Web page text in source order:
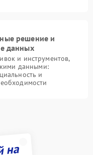
решение и
данных
и инструментов,
данными:
и